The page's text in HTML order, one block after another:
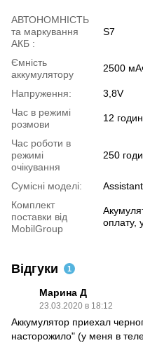
АВТОНОМНІСТЬ
та маркування
АКБ :
S7
Ємність
аккумулятору
2500
Напруження:
3,8V
Час в режимі
розмови
12
Час роботи в
режимі
очікування
250
Сумісні моделі:
Комплект
поставки від
MobilGroup
оплату,
Відгуки 1
Марина Д
23.03.2020 в 18:12
Аккумулятор приехал
насторожило" (у меня в